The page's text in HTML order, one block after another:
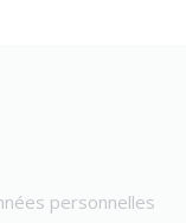
personnelles